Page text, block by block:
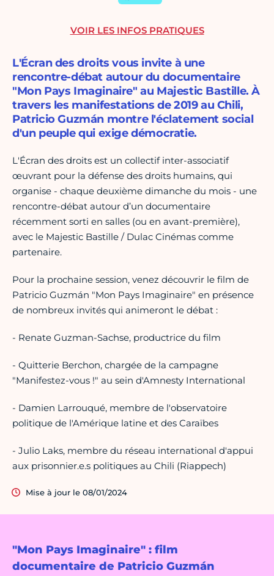
"Mon Pays Imaginaire" : film
documentaire de Patricio Guzmán
L'Écran des droits vous invite à une
rencontre-débat autour du documentaire
"Mon Pays Imaginaire" au Majestic Bastille. À
travers les manifestations de 2019 au Chili,
Patricio Guzmán montre l'éclatement social
d'un peuple qui exige démocratie.
L'Écran des droits est un collectif inter-associatif
œuvrant pour la défense des droits humains, qui
organise - chaque deuxième dimanche du mois - une
rencontre-débat autour d’un documentaire
récemment sorti en salles (ou en avant-première),
avec le Majestic Bastille / Dulac Cinémas comme
partenaire.
Pour la prochaine session, venez découvrir le film de
Patricio Guzmán "Mon Pays Imaginaire" en présence
de nombreux invités qui animeront le débat :
- Renate Guzman-Sachse, productrice du film
- Quitterie Berchon, chargée de la campagne
"Manifestez-vous !" au sein d'Amnesty International
- Damien Larrouqué, membre de l'observatoire
politique de l'Amérique latine et des Caraïbes
- Julio Laks, membre du réseau international d'appui
aux prisonnier.e.s politiques au Chili (Riappech)
Mise à jour le 08/01/2024
VOIR LES INFOS PRATIQUES